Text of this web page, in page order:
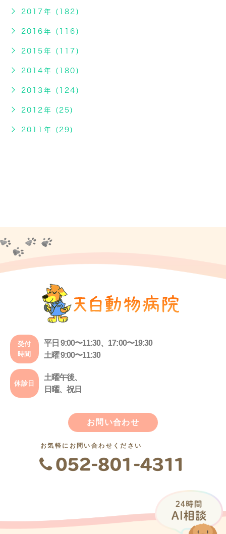
2017年 (182)
2016年 (116)
2015年 (117)
2014年 (180)
2013年 (124)
2012年 (25)
2011年 (29)
受付
時間
平日 9:00〜11:30、17:00〜19:30
土曜 9:00〜11:30
休診日
土曜午後、
日曜、祝日
お問い合わせ
お気軽にお問い合わせください